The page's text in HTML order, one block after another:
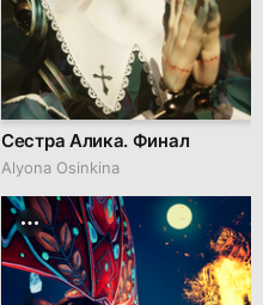
Сестра Алика. Финал
Alyona Osinkina